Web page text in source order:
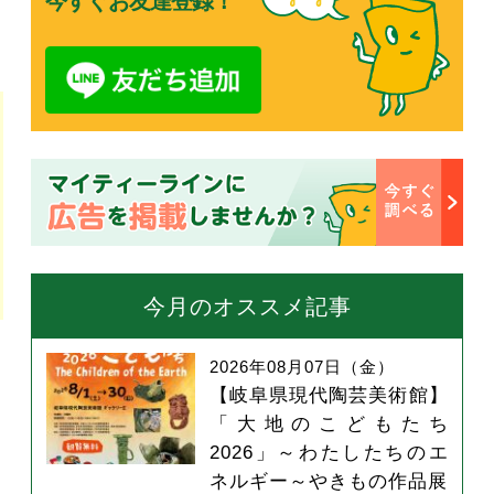
今月のオススメ記事
【岐阜県現代陶芸美術館】
「大地のこどもたち
2026」～わたしたちのエ
ネルギー～やきもの作品展
2026年08月07日（金）